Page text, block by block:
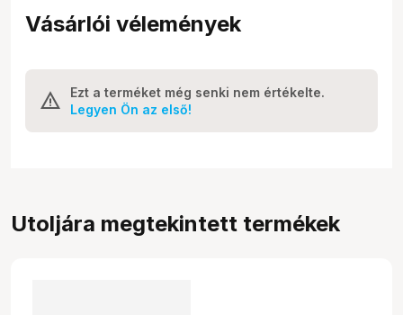
Vásárlói vélemények
Ezt a terméket még senki nem értékelte.
Legyen Ön az első!
Utoljára megtekintett termékek